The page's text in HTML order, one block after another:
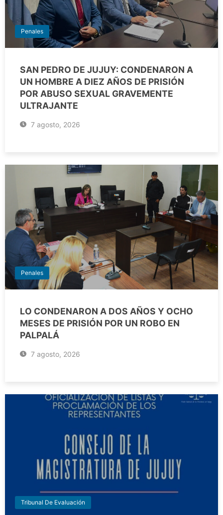
Penales
SAN PEDRO DE JUJUY: CONDENARON A
UN HOMBRE A DIEZ AÑOS DE PRISIÓN
POR ABUSO SEXUAL GRAVEMENTE
ULTRAJANTE
7 agosto, 2026
Penales
LO CONDENARON A DOS AÑOS Y OCHO
MESES DE PRISIÓN POR UN ROBO EN
PALPALÁ
7 agosto, 2026
Tribunal De Evaluación